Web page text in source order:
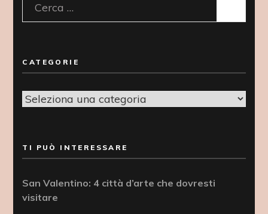
Ricerca
per:
CATEGORIE
Categorie
TI PUÒ INTERESSARE
San Valentino: 4 città d’arte che dovresti
visitare